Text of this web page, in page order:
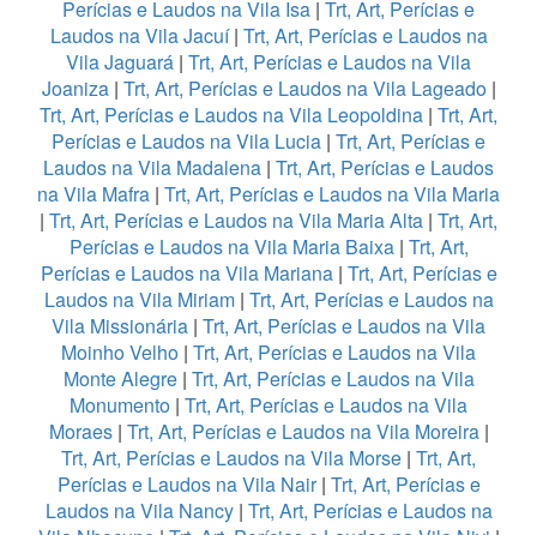
Perícias e Laudos na Vila Isa | Trt, Art, Perícias e
Laudos na Vila Jacuí| Trt, Art, Perícias e Laudos na
Vila Jaguará | Trt, Art, Perícias e Laudos na Vila
Joaniza| Trt, Art, Perícias e Laudos na Vila Lageado|
Trt, Art, Perícias e Laudos na Vila Leopoldina | Trt, Art,
Perícias e Laudos na Vila Lucia | Trt, Art, Perícias e
Laudos na Vila Madalena | Trt, Art, Perícias e Laudos
na Vila Mafra | Trt, Art, Perícias e Laudos na Vila Maria
| Trt, Art, Perícias e Laudos na Vila Maria Alta | Trt, Art,
Perícias e Laudos na Vila Maria Baixa| Trt, Art,
Perícias e Laudos na Vila Mariana| Trt, Art, Perícias e
Laudos na Vila Miriam| Trt, Art, Perícias e Laudos na
Vila Missionária | Trt, Art, Perícias e Laudos na Vila
Moinho Velho | Trt, Art, Perícias e Laudos na Vila
Monte Alegre| Trt, Art, Perícias e Laudos na Vila
Monumento | Trt, Art, Perícias e Laudos na Vila
Moraes| Trt, Art, Perícias e Laudos na Vila Moreira|
Trt, Art, Perícias e Laudos na Vila Morse | Trt, Art,
Perícias e Laudos na Vila Nair| Trt, Art, Perícias e
Laudos na Vila Nancy| Trt, Art, Perícias e Laudos na